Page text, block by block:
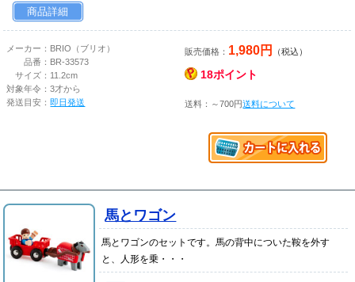
商品詳細
メーカー： BRIO（ブリオ）
品番： BR-33573
サイズ： 11.2cm
対象年令：3才から
発送目安：即日発送
販売価格： 1,980円 （税込）
18ポイント
送料：～700円送料について
馬とワゴン
馬とワゴンのセットです。馬の背中についた鞍を外す
と、人形を乗・・・